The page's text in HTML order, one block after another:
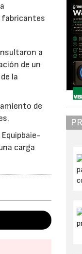
fabricantes
a
de un
la
de
carga